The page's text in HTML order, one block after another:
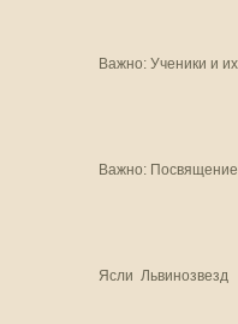
Важно: Ученики и
Важно: Посвящение
Ясли Львинозвезд